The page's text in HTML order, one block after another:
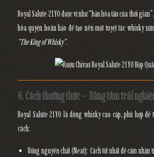
Royal Salute 21YO được ví như “bản hòa tấu của thời gian
hòa quyện hoàn hảo để tạo nên một tuyệt tác whisky
“The King of Whisky”.
6. Cách thưởng thức – Nâng tầm trải
Royal Salute 21YO là dòng whisky cao cấp, phù hợp
cách:
Uống nguyên chất (Neat): Cách tốt nhất để cảm